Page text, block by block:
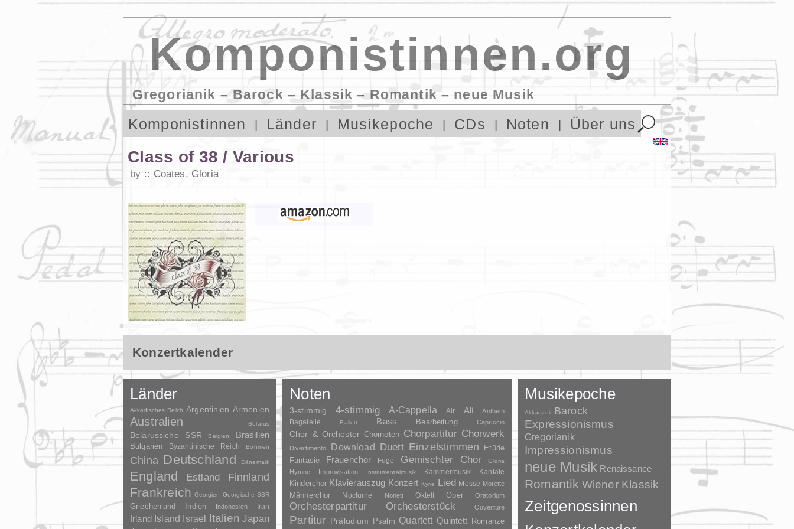
Komponistinnen.org
Gregorianik – Barock – Klassik – Romantik – neue Musik
Komponistinnen Länder Musikepoche CDs Noten Über uns
Class of 38 / Various
by Coates, Gloria
Konzertkalender
Länder
Akkadisches Reich Argentinien Armenien
Australien Belarus
Belarussiche SSR Belgien Brasilien
Bulgarien Byzantinische Reich Böhmen
China Deutschland Dänemark
England Estland Finnland
Frankreich Georgien Georgische SSR
Griechenland Indien Indonesien Iran
Irland Island Israel Italien Japan
Noten
3-stimmig 4-stimmig A-Cappella Air Alt Anthem
Bagatelle Ballett Bass Bearbeitung Capriccio
Chor & Orchester Chornoten Chorpartitur Chorwerk
Divertimento Download Duett Einzelstimmen Etüde
Fantasie Frauenchor Fuge Gemischter Chor Gloria
Hymne Improvisation Instrumentalmusik Kammermusik Kantate
Kinderchor Klavierauszug Konzert Kyrie Lied Messe Motette
Männerchor Nocturne Nonett Oktett Oper Oratorium
Orchesterpartitur Orchesterstück Ouvertüre
Partitur Präludium Psalm Quartett Quintett Romanze
Musikepoche
Akkadzeit Barock
Expressionismus
Gregorianik
Impressionismus
neue Musik Renaissance
Romantik Wiener Klassik
Zeitgenossinnen